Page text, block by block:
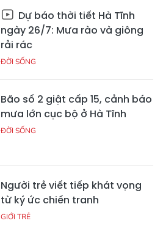
Dự báo thời tiết Hà Tĩnh
ngày 26/7: Mưa rào và giông
rải rác
ĐỜI SỐNG
Bão số 2 giật cấp 15, cảnh báo
mưa lớn cục bộ ở Hà Tĩnh
ĐỜI SỐNG
Người trẻ viết tiếp khát vọng
từ ký ức chiến tranh
GIỚI TRẺ